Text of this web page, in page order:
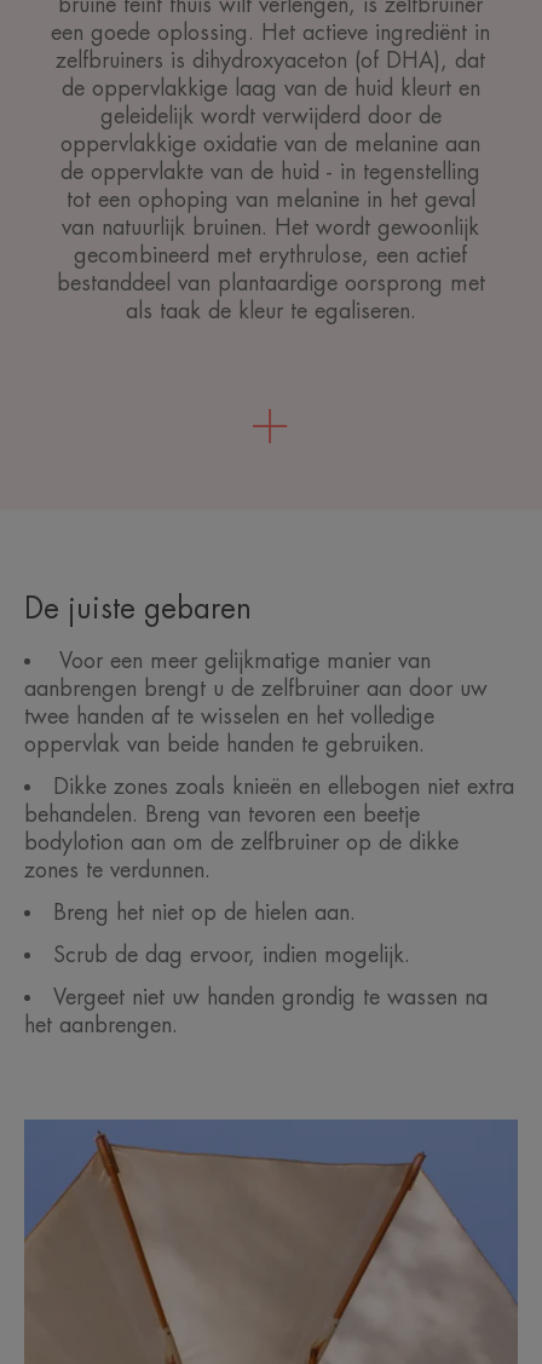
bruine teint thuis wilt verlengen, is zelfbruiner
een goede oplossing. Het actieve ingrediënt in
zelfbruiners is dihydroxyaceton (of DHA), dat
de oppervlakkige laag van de huid kleurt en
geleidelijk wordt verwijderd door de
oppervlakkige oxidatie van de melanine aan
de oppervlakte van de huid - in tegenstelling
tot een ophoping van melanine in het geval
van natuurlijk bruinen. Het wordt gewoonlijk
gecombineerd met erythrulose, een actief
bestanddeel van plantaardige oorsprong met
als taak de kleur te egaliseren.
De juiste gebaren
Voor een meer gelijkmatige manier van
aanbrengen brengt u de zelfbruiner aan door uw
twee handen af te wisselen en het volledige
oppervlak van beide handen te gebruiken.
Dikke zones zoals knieën en ellebogen niet extra
behandelen. Breng van tevoren een beetje
bodylotion aan om de zelfbruiner op de dikke
zones te verdunnen.
Breng het niet op de hielen aan.
Scrub de dag ervoor, indien mogelijk.
Vergeet niet uw handen grondig te wassen na
het aanbrengen.